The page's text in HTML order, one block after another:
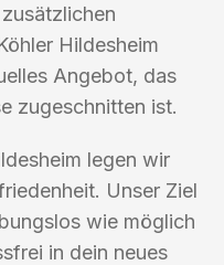
Hildesheim
Angebot, das
zugeschnitten ist.
legen wir
Unser Ziel
wie möglich
in dein neues